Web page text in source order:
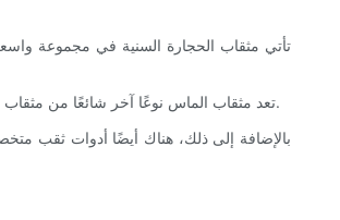
تأتي مثقاب الحجارة السنية في مجموعة
تعد مثقاب الماس نوعًا آخر شائعًا من مثقاب الأسنان الحجري، وهو معروف بقدرته الفائقة على القطع وأدائه طويل الأمد. تعتبر هذه المثاقب مثالية لمهام مثل تحضير الأسنان للتاج والقشور، وكذلك لأعمال التفاصيل الدقيقة.
بالإضافة إلى ذلك، هناك أيضًا أدوات ثقب